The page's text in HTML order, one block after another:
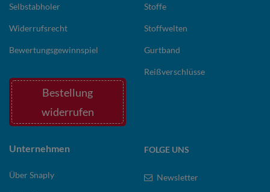
Selbstabholer
Widerrufsrecht
Bewertungsgewinnspiel
Bestellung
widerrufen
Stoffe
Stoffwelten
Gurtband
Reißverschlüsse
Unternehmen
Über Snaply
FOLGE UNS
Newsletter